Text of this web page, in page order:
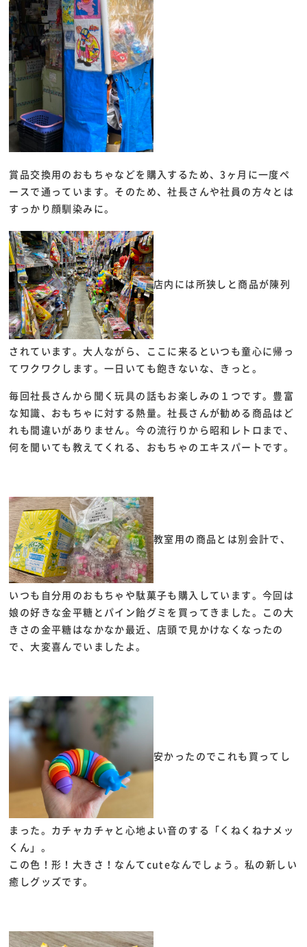
賞品交換用のおもちゃなどを購入するため、3ヶ月に一度ペ
ースで通っています。そのため、社長さんや社員の方々とは
すっかり顔馴染みに。
店内には所狭しと商品が陳列
されています。大人ながら、ここに来るといつも童心に帰っ
てワクワクします。一日いても飽きないな、きっと。
毎回社長さんから聞く玩具の話もお楽しみの１つです。豊富
な知識、おもちゃに対する熱量。社長さんが勧める商品はど
れも間違いがありません。今の流行りから昭和レトロまで、
何を聞いても教えてくれる、おもちゃのエキスパートです。
教室用の商品とは別会計で、
いつも自分用のおもちゃや駄菓子も購入しています。今回は
娘の好きな金平糖とパイン飴グミを買ってきました。この大
きさの金平糖はなかなか最近、店頭で見かけなくなったの
で、大変喜んでいましたよ。
安かったのでこれも買ってし
まった。カチャカチャと心地よい音のする「くねくねナメッ
くん」。
この色！形！大きさ！なんてcuteなんでしょう。私の新しい
癒しグッズです。